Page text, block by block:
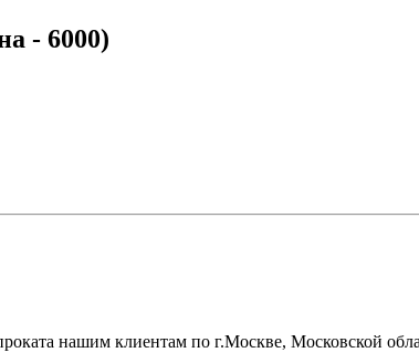
- 6000)
нашим клиентам по г.Москве, Московской